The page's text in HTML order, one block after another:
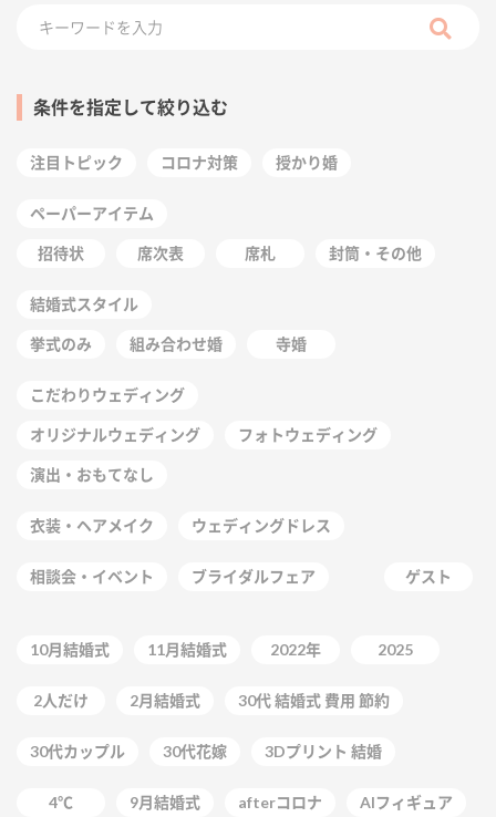
条件を指定して絞り込む
注目トピック コロナ対策 授かり婚
ペーパーアイテム
招待状 席次表 席札 封筒・その他
結婚式スタイル
挙式のみ 組み合わせ婚 寺婚
こだわりウェディング
オリジナルウェディング フォトウェディング
演出・おもてなし
衣装・ヘアメイク ウェディングドレス
相談会・イベント ブライダルフェア ゲスト
10月結婚式 11月結婚式 2022年 2025
2人だけ 2月結婚式 30代 結婚式 費用 節約
30代カップル 30代花嫁 3Dプリント 結婚
4℃ 9月結婚式 afterコロナ AIフィギュア